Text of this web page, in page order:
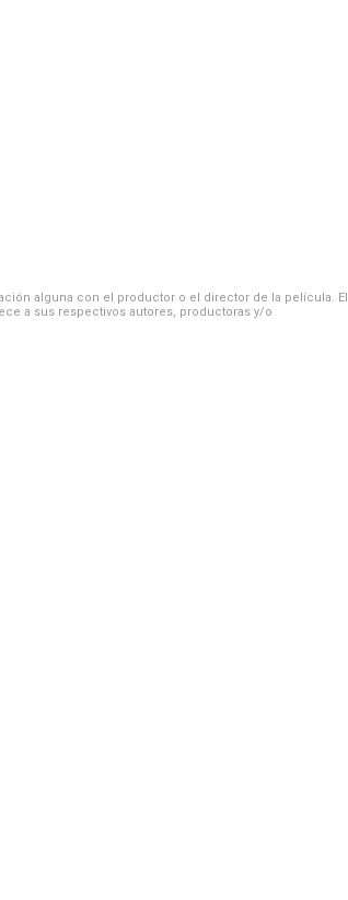
alguna con el productor o el director de la película. El
a sus respectivos autores, productoras y/o